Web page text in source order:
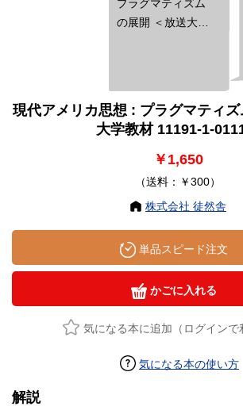
プラグマティズム
の展開 ＜放送大学
現代アメリカ思想 : プラグマティ
大学教材 11191-1-
￥1,650
（送料：￥300）
株式会社 徒然舎
単品スピード注文
かごに入れる
気になる本に追加（ログインで
気になる本の使い方
解説